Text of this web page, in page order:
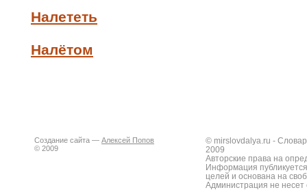
Налететь
Налётом
Создание сайта — Алексей Попов
© 2009
© mirslovdalya.ru -
2009
Авторские права на
Информация
целей и основана на
Администрация не несет